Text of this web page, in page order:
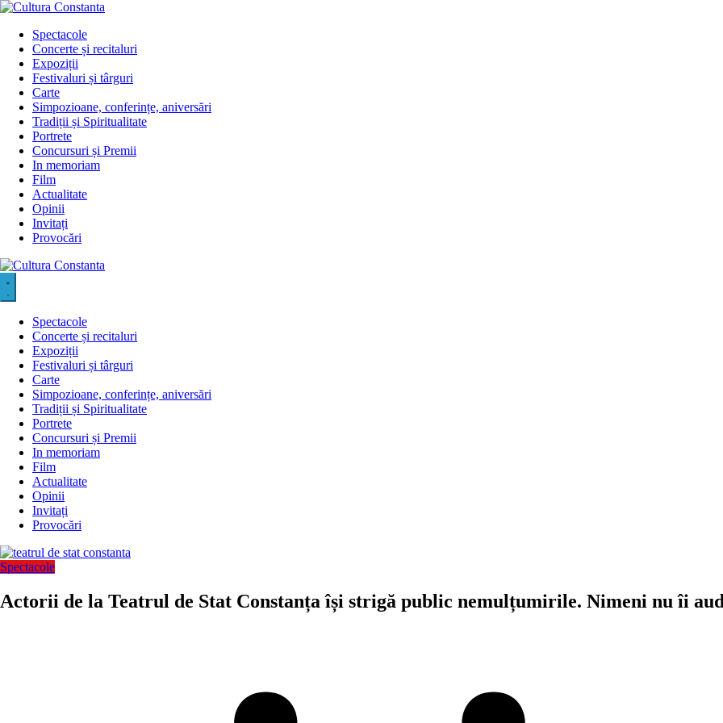
Sari
conținutSpectacole
Concerte și recitaluri
Expoziții
Festivaluri și târguri
Carte
Simpozioane, conferințe, aniversări
Tradiții și Spiritualitate
Portrete
Concursuri și Premii
In memoriam
Film
Actualitate
Opinii
Invitați
Provocări
Spectacole
Concerte și recitaluri
Expoziții
Festivaluri și târguri
Carte
Simpozioane, conferințe, aniversări
Tradiții și Spiritualitate
Portrete
Concursuri și Premii
In memoriam
Film
Actualitate
Opinii
Invitați
Provocări
Spectacole
Actorii de la Teatrul de Stat Constanța își strigă public nemulțumirile. Nimeni nu îi